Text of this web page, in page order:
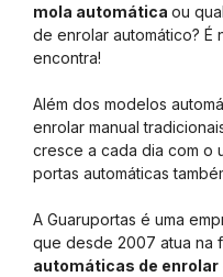
mola automática ou
de enrolar automático? É
encontra!
Além dos modelos
enrolar manual
cresce a cada dia com o
portas automáticas
A Guaruportas é uma
que desde 2007 atua na
automáticas de enrolar